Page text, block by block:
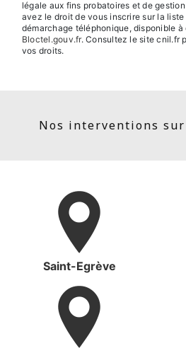
légale aux fins probatoires et de
avez le droit de vous inscrire sur la
démarchage téléphonique, disponible à
Bloctel.gouv.fr. Consultez le site cnil.fr
vos droits.
Nos interventions
Saint-Egrève